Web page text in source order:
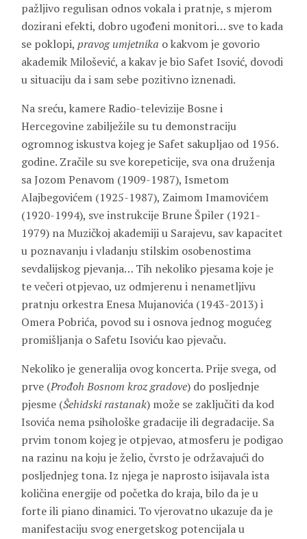
pažljivo regulisan odnos vokala i pratnje, s mjerom
dozirani efekti, dobro ugođeni monitori… sve to kada
se poklopi, pravog umjetnika o kakvom je govorio
akademik Milošević, a kakav je bio Safet Isović, dovodi
u situaciju da i sam sebe pozitivno iznenadi.
Na sreću, kamere Radio-televizije Bosne i
Hercegovine zabilježile su tu demonstraciju
ogromnog iskustva kojeg je Safet sakupljao od 1956.
godine. Zračile su sve korepeticije, sva ona druženja
sa Jozom Penavom (1909-1987), Ismetom
Alajbegovićem (1925-1987), Zaimom Imamovićem
(1920-1994), sve instrukcije Brune Špiler (1921-
1979) na Muzičkoj akademiji u Sarajevu, sav kapacitet
u poznavanju i vladanju stilskim osobenostima
sevdalijskog pjevanja… Tih nekoliko pjesama koje je
te večeri otpjevao, uz odmjerenu i nenametljivu
pratnju orkestra Enesa Mujanovića (1943-2013) i
Omera Pobrića, povod su i osnova jednog mogućeg
promišljanja o Safetu Isoviću kao pjevaču.
Nekoliko je generalija ovog koncerta. Prije svega, od
prve (Prođoh Bosnom kroz gradove) do posljednje
pjesme (Šehidski rastanak) može se zaključiti da kod
Isovića nema psihološke gradacije ili degradacije. Sa
prvim tonom kojeg je otpjevao, atmosferu je podigao
na razinu na koju je želio, čvrsto je održavajući do
posljednjeg tona. Iz njega je naprosto isijavala ista
količina energije od početka do kraja, bilo da je u
forte ili piano dinamici. To vjerovatno ukazuje da je
manifestaciju svog energetskog potencijala u